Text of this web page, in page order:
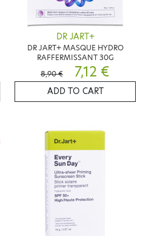
DR JART+
DR JART+ MASQUE HYDRO
RAFFERMISSANT 30G
8,90 €
7,12 €
ADD TO CART